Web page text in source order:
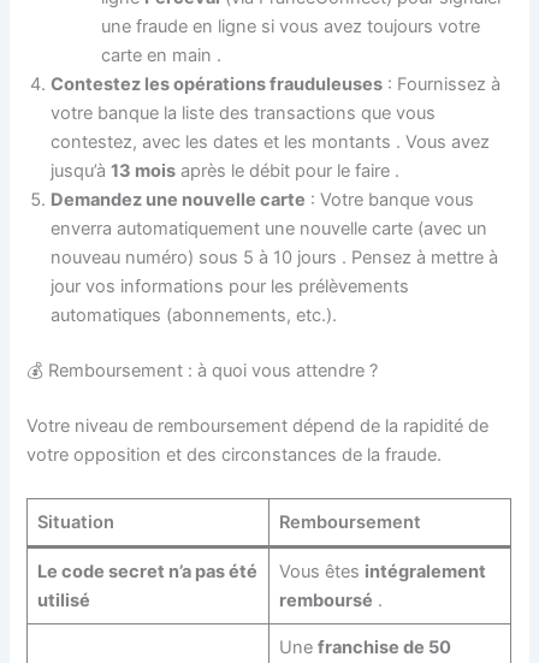
une fraude en ligne si vous avez toujours votre
carte en main .
Contestez les opérations frauduleuses : Fournissez à
votre banque la liste des transactions que vous
contestez, avec les dates et les montants . Vous avez
jusqu’à13 mois après le débit pour le faire .
Demandez une nouvelle carte : Votre banque vous
enverra automatiquement une nouvelle carte (avec un
nouveau numéro) sous 5 à 10 jours . Pensez à mettre à
jour vos informations pour les prélèvements
automatiques (abonnements, etc.).
💰 Remboursement : à quoi vous attendre ?
Votre niveau de remboursement dépend de la rapidité de
votre opposition et des circonstances de la fraude.
Situation Remboursement
Le code secret n’a pas été
utilisé
Vous êtes intégralement
remboursé .
Une franchise de 50